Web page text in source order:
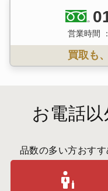
営業時間
買取も
お電話
品数の多い方おすす